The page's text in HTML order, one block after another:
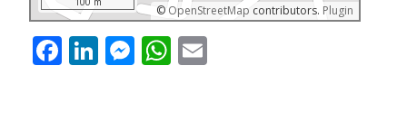
© OpenStreetMap contributors. Plugin
Facebook
LinkedIn
Messenger
WhatsApp